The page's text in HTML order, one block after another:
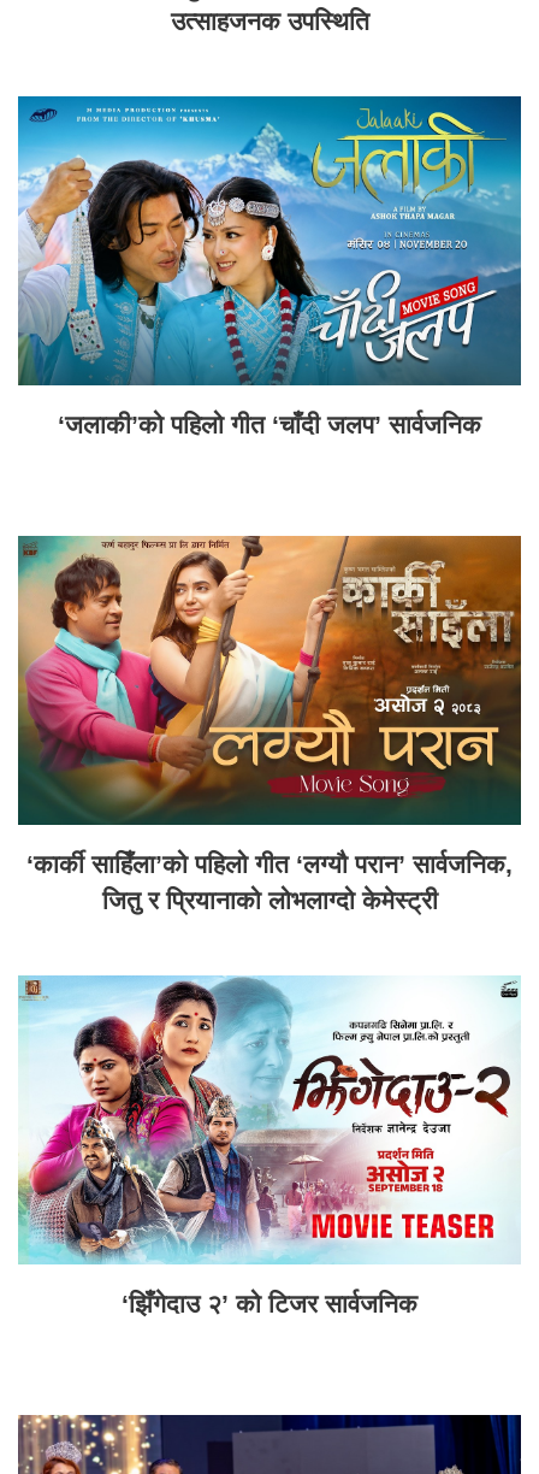
उत्साहजनक उपस्थिति
‘जलाकी’को पहिलो गीत ‘चाँदी जलप’ सार्वजनिक
‘कार्की साहिँला’को पहिलो गीत ‘लग्यौ परान’ सार्वजनिक,
जितु र प्रियानाको लोभलाग्दो केमेस्ट्री
‘झिँगेदाउ २’ को टिजर सार्वजनिक